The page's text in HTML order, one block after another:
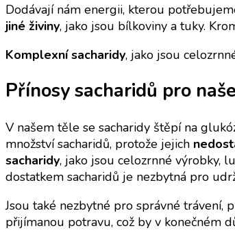
Dodávají nám energii, kterou
jiné živiny, jako jsou bílkoviny a tuky.
Komplexní sacharidy, jako jsou
Přínosy sacharidů pro
V našem těle se sacharidy štěpí na
množství sacharidů, protože jejich
sacharidy, jako jsou celozrnné výrobky,
dostatkem sacharidů je nezbytná pro
Jsou také nezbytné pro správné trávení,
přijímanou potravu, což by v konečném